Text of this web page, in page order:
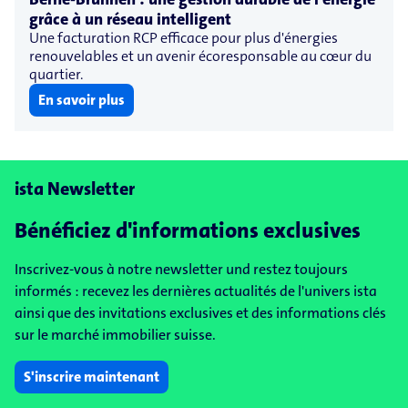
grâce à un réseau intelligent
Une facturation RCP efficace pour plus d'énergies
renouvelables et un avenir écoresponsable au cœur du
quartier.
En savoir plus
ista Newsletter
Bénéficiez d'informations exclusives
Inscrivez-vous à notre newsletter und restez toujours
informés : recevez les dernières actualités de l'univers ista
ainsi que des invitations exclusives et des informations clés
sur le marché immobilier suisse.
S'inscrire maintenant